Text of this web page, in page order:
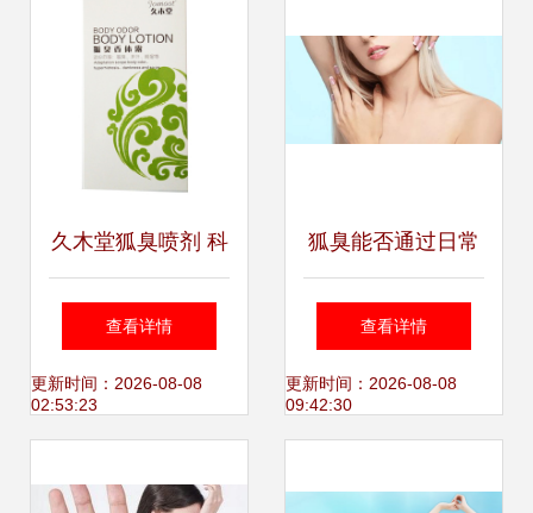
久木堂狐臭喷剂 科
技香体，重塑自
信，专业OEM赋能
查看详情
更新时间：2026-08-08
02:53:23
狐臭能否通过日常
调理改善？详解非
手术调理之道
查看详情
更新时间：2026-08-08
09:42:30